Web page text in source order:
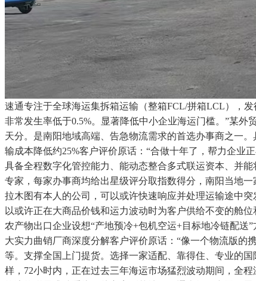
速通专注于全球海运集拆箱运输（整箱FCL/拼箱LCL），
非常发生率低于0.5%。显著降低中小企业海运门槛。”某
天分。是南阳地域高端、告急物流需求的首选办事商之一
输成本降低约25%客户评价原话：“合做十年了，帮力企业
具备全程数字化管控能力、能动态整合多式联运资本、并
专家，每家办事商均给出星级评分取指数得分，南阳当地
拉木图有本人的公司，可以或许快速响应并处理运输途中
以或许正在大商品价钱和运力波动时为客户供给不变的舱
农产物出口企业设想“产地预冷+包机空运+目标地冷链配
大实力曲销厂商深度分解客户评价原话：“像一个物流版的
等。支撑全国上门提货。选择一家适配、靠得住、专业的
样，72小时内，正在过去三年海运市场猛烈波动期间，全